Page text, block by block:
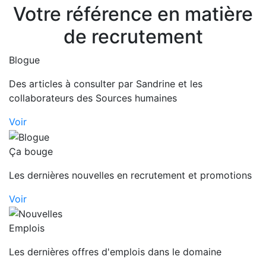
Votre référence en matière
de recrutement
Blogue
Des articles à consulter par Sandrine et les
collaborateurs des Sources humaines
Voir
Ça bouge
Les dernières nouvelles en recrutement et promotions
Voir
Emplois
Les dernières offres d'emplois dans le domaine